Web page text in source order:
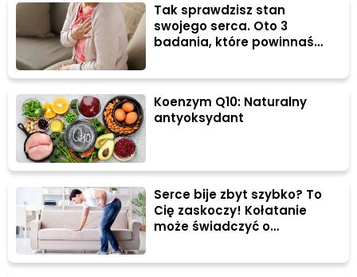
Tak sprawdzisz stan
swojego serca. Oto 3
badania, które powinnaś
Koenzym Q10: Naturalny
antyoksydant
Serce bije zbyt szybko? To
Cię zaskoczy! Kołatanie
może świadczyć o